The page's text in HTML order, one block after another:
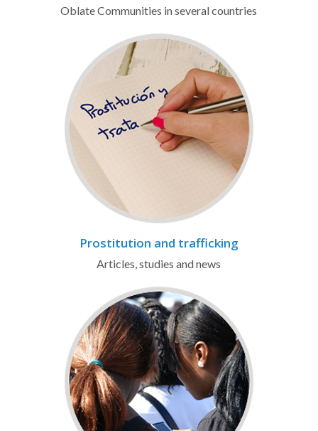
Oblate Communities in several countries
Prostitution and trafficking
Articles, studies and news